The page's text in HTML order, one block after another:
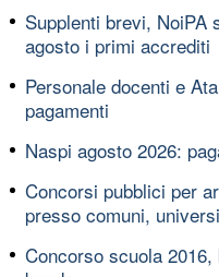
Supplenti brevi, NoiPA
agosto i primi accrediti
Personale docenti e
pagamenti
Naspi agosto 2026:
Concorsi pubblici per
presso comuni,
Concorso scuola